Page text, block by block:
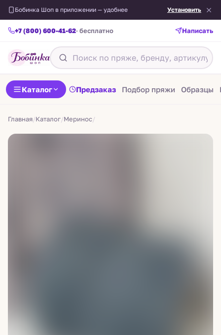
Бобинка Шоп в приложении — удобнее Установить
+7 (800) 600-41-62· бесплатно Написать
Каталог Предзаказ Подбор пряжи Образцы
Главная/Каталог/Меринос/